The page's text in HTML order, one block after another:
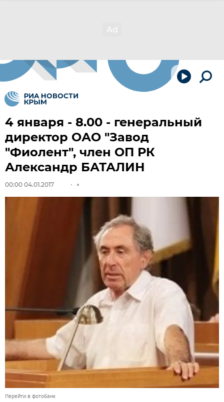
4 января - 8.00 - генеральный
директор ОАО "Завод
"Фиолент", член ОП РК
Александр БАТАЛИН
00:00 04.01.2017
Перейти в фотобанк